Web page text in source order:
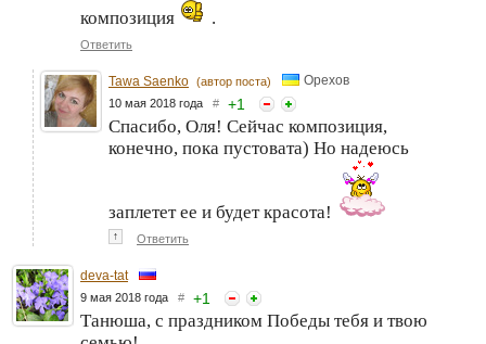
композиция
.
Ответить
Tawa Saenko (автор поста) Орехов
10 мая 2018 года # +1
Спасибо, Оля! Сейчас композиция,
конечно, пока пустовата) Но надеюсь
заплетет ее и будет красота!
↑ Ответить
deva-tat
9 мая 2018 года # +1
Танюша, с праздником Победы тебя и твою